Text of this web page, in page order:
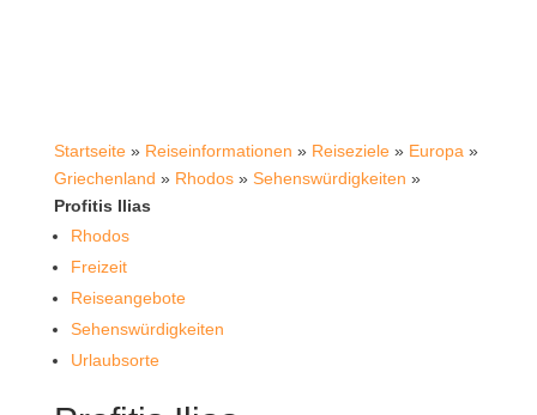
Startseite» Reiseinformationen » Reiseziele» Europa »
Griechenland » Rhodos» Sehenswürdigkeiten »
Profitis Ilias
Rhodos
Freizeit
Reiseangebote
Sehenswürdigkeiten
Urlaubsorte